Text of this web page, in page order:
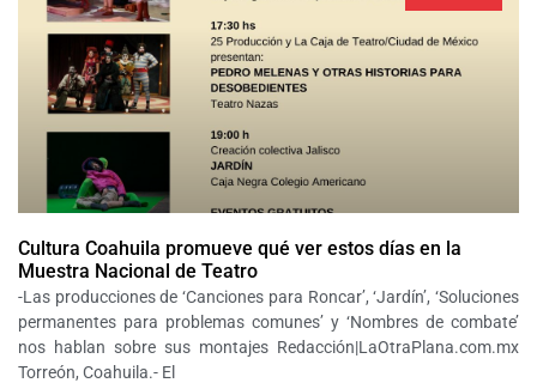
Cultura Coahuila promueve qué ver estos días en la
Muestra Nacional de Teatro
-Las producciones de ‘Canciones para Roncar’, ‘Jardín’, ‘Soluciones
permanentes para problemas comunes’ y ‘Nombres de combate’
nos hablan sobre sus montajes Redacción|LaOtraPlana.com.mx
Torreón, Coahuila.- El